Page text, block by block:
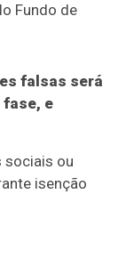
Fundo de
falsas será
fase, e
sociais ou
isenção